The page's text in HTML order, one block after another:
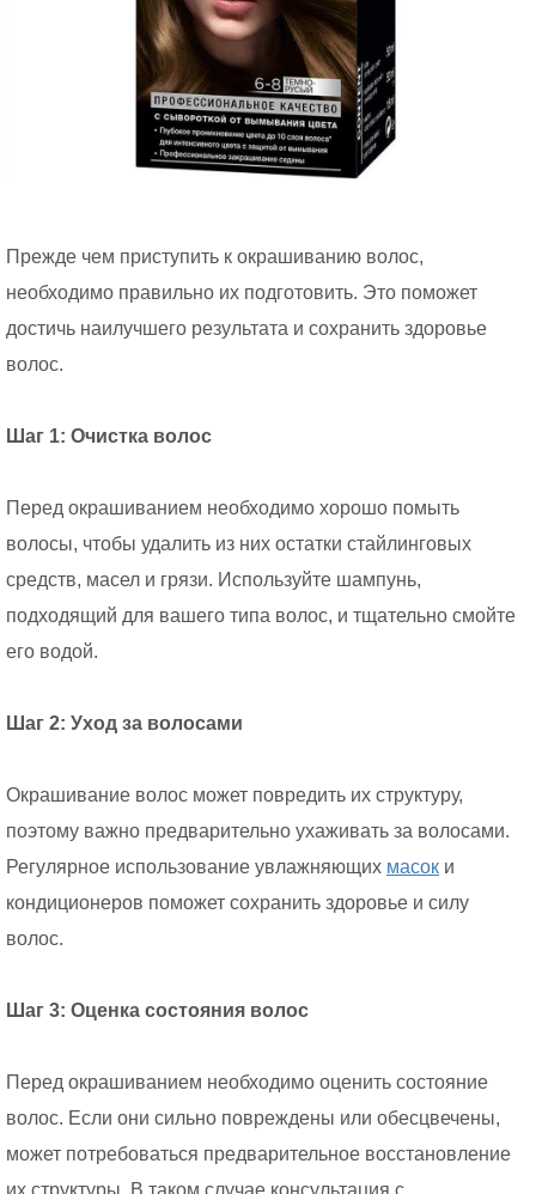
Прежде чем приступить к окрашиванию волос,
необходимо правильно их подготовить. Это поможет
достичь наилучшего результата и сохранить здоровье
волос.
Шаг 1: Очистка волос
Перед окрашиванием необходимо хорошо помыть
волосы, чтобы удалить из них остатки стайлинговых
средств, масел и грязи. Используйте шампунь,
подходящий для вашего типа волос, и тщательно смойте
его водой.
Шаг 2: Уход за волосами
Окрашивание волос может повредить их структуру,
поэтому важно предварительно ухаживать за волосами.
Регулярное использование увлажняющих масок и
кондиционеров поможет сохранить здоровье и силу
волос.
Шаг 3: Оценка состояния волос
Перед окрашиванием необходимо оценить состояние
волос. Если они сильно повреждены или обесцвечены,
может потребоваться предварительное восстановление
их структуры. В таком случае консультация с